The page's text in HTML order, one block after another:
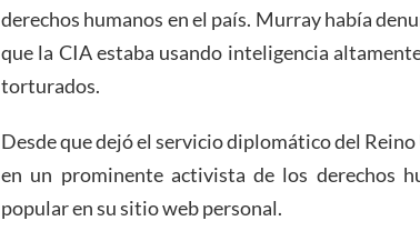
derechos humanos en el país. Murray había
que la CIA estaba usando inteligencia
torturados.
Desde que dejó el servicio diplomático del
en un prominente activista de los derechos
popular en su sitio web personal.